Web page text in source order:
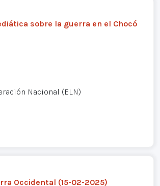
sobre la guerra en el Chocó
Nacional (ELN)
Occidental (15-02-2025)